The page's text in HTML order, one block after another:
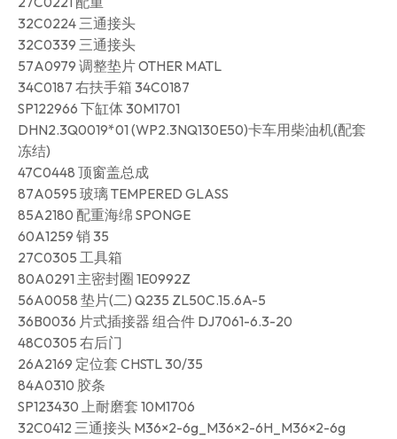
32C0224 三通接头
32C0339 三通接头
57A0979 调整垫片 OTHER MATL
34C0187 右扶手箱 34C0187
SP122966 下缸体 30M1701
DHN2.3Q0019*01 (WP2.3NQ130E50)卡车用柴油机(配套
冻结)
47C0448 顶窗盖总成
87A0595 玻璃 TEMPERED GLASS
85A2180 配重海绵 SPONGE
60A1259 销 35
27C0305 工具箱
80A0291 主密封圈 1E0992Z
56A0058 垫片(二) Q235 ZL50C.15.6A-5
36B0036 片式插接器 组合件 DJ7061-6.3-20
48C0305 右后门
26A2169 定位套 CHSTL 30/35
84A0310 胶条
SP123430 上耐磨套 10M1706
32C0412 三通接头 M36×2-6g_M36×2-6H_M36×2-6g